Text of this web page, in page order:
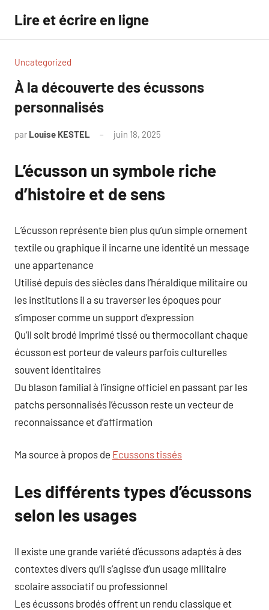
contenu
Lire et écrire en ligne
Uncategorized
À la découverte des écussons
personnalisés
par Louise KESTEL juin 18, 2025
L’écusson un symbole riche
d’histoire et de sens
L’écusson représente bien plus qu’un simple ornement
textile ou graphique il incarne une identité un message
une appartenance
Utilisé depuis des siècles dans l’héraldique militaire ou
les institutions il a su traverser les époques pour
s’imposer comme un support d’expression
Qu’il soit brodé imprimé tissé ou thermocollant chaque
écusson est porteur de valeurs parfois culturelles
souvent identitaires
Du blason familial à l’insigne officiel en passant par les
patchs personnalisés l’écusson reste un vecteur de
reconnaissance et d’affirmation
Ma source à propos de Ecussons tissés
Les différents types d’écussons
selon les usages
Il existe une grande variété d’écussons adaptés à des
contextes divers qu’il s’agisse d’un usage militaire
scolaire associatif ou professionnel
Les écussons brodés offrent un rendu classique et